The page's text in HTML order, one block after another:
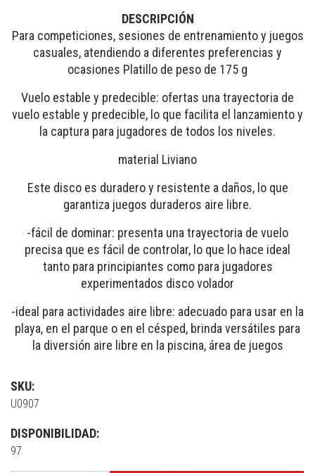
DESCRIPCIÓN
Para competiciones, sesiones de entrenamiento y juegos
casuales, atendiendo a diferentes preferencias y
ocasiones Platillo de peso de 175 g
Vuelo estable y predecible: ofertas una trayectoria de
vuelo estable y predecible, lo que facilita el lanzamiento y
la captura para jugadores de todos los niveles.
material Liviano
Este disco es duradero y resistente a daños, lo que
garantiza juegos duraderos aire libre.
-fácil de dominar: presenta una trayectoria de vuelo
precisa que es fácil de controlar, lo que lo hace ideal
tanto para principiantes como para jugadores
experimentados disco volador
-ideal para actividades aire libre: adecuado para usar en la
playa, en el parque o en el césped, brinda versátiles para
la diversión aire libre en la piscina, área de juegos
SKU:
U0907
DISPONIBILIDAD:
97